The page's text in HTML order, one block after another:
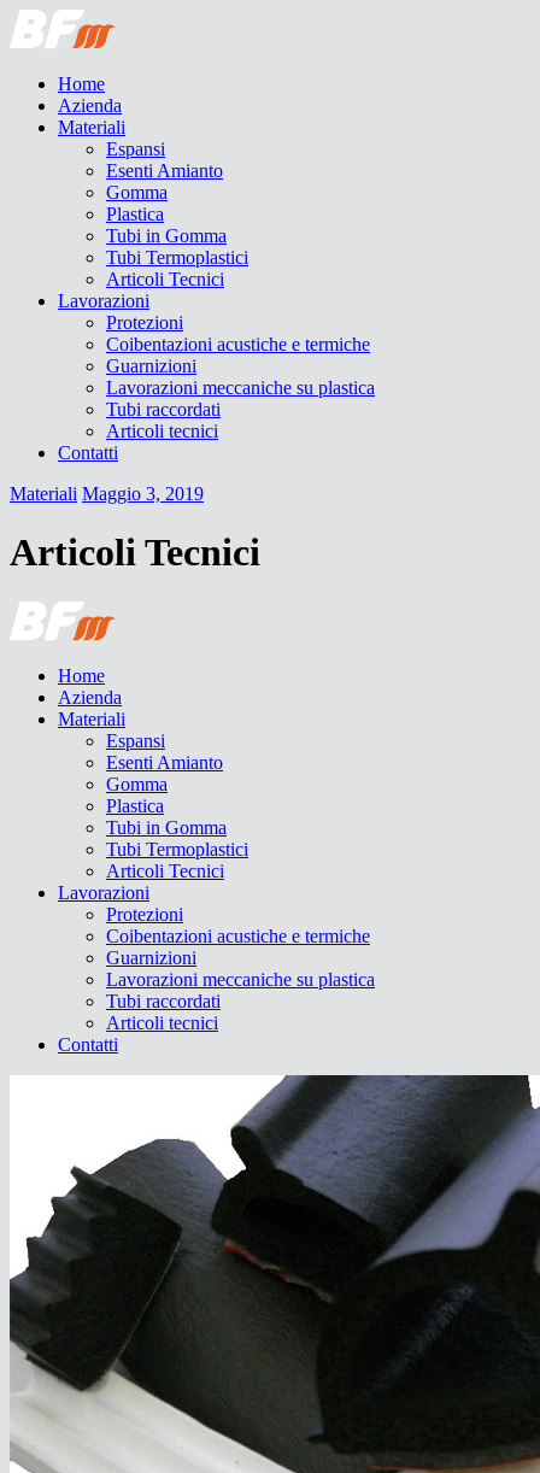
Home
Azienda
Materiali
Espansi
Esenti Amianto
Gomma
Plastica
Tubi in Gomma
Tubi Termoplastici
Articoli Tecnici
Lavorazioni
Protezioni
Coibentazioni acustiche e termiche
Guarnizioni
Lavorazioni meccaniche su plastica
Tubi raccordati
Articoli tecnici
Contatti
Materiali Maggio 3, 2019
Articoli Tecnici
Home
Azienda
Materiali
Espansi
Esenti Amianto
Gomma
Plastica
Tubi in Gomma
Tubi Termoplastici
Articoli Tecnici
Lavorazioni
Protezioni
Coibentazioni acustiche e termiche
Guarnizioni
Lavorazioni meccaniche su plastica
Tubi raccordati
Articoli tecnici
Contatti